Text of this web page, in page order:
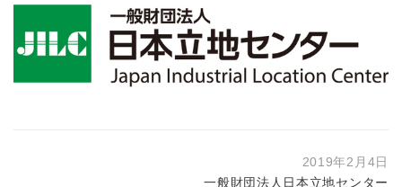
2019年2月4日
一般財団法人日本立地センター